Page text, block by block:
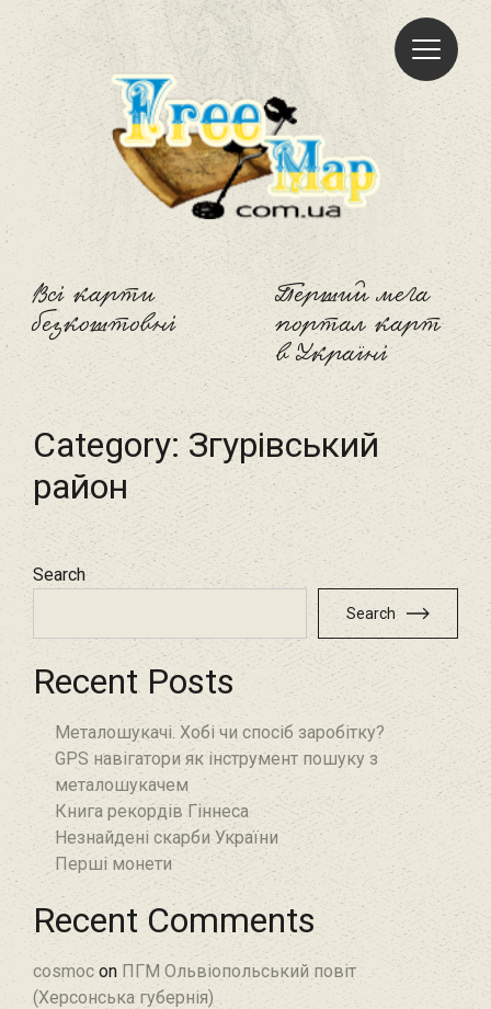
Всі карти
безкоштовні
Freemap
Перший мега
портал карт
в Україні
Category:Згурівський
район
Search
Search
Recent Posts
Металошукачі. Хобі чи спосіб заробітку?
GPS навігатори як інструмент пошуку з
металошукачем
Книга рекордів Гіннеса
Незнайдені скарби України
Перші монети
Recent Comments
cosmoc on ПГМ Ольвіопольський повіт
(Херсонська губернія)